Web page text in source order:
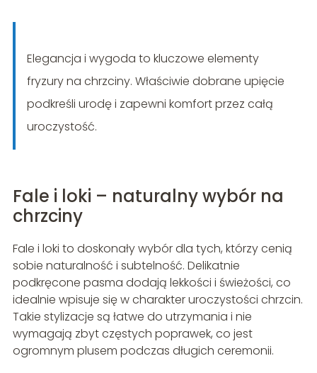
Elegancja i wygoda to kluczowe elementy
fryzury na chrzciny. Właściwie dobrane upięcie
podkreśli urodę i zapewni komfort przez całą
uroczystość.
Fale i loki – naturalny wybór na
chrzciny
Fale i loki to doskonały wybór dla tych, którzy cenią
sobie naturalność i subtelność. Delikatnie
podkręcone pasma dodają lekkości i świeżości, co
idealnie wpisuje się w charakter uroczystości chrzcin.
Takie stylizacje są łatwe do utrzymania i nie
wymagają zbyt częstych poprawek, co jest
ogromnym plusem podczas długich ceremonii.